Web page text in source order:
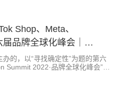
Shop、Meta、
品牌全球化峰会｜
的，以“寻找确定性”为题的第六
Summit 2022·品牌全球化峰会”将